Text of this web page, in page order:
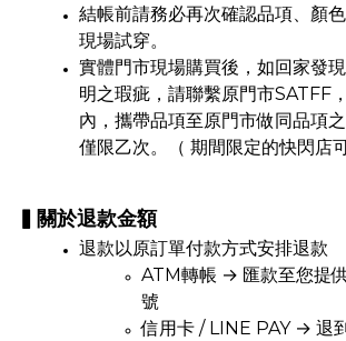
結帳前請務必再次確認品項、顏
現場試穿。
實體門市現場購買後，如回家發
明之瑕疵，請聯繫原門市SATFF
內，攜帶品項至原門市做同品項
僅限乙次。（ 期間限定的快閃店
▍關於退款金額
退款以原訂單付款方式安排退款
ATM轉帳 → 匯款至您提
號
信用卡 / LINE PAY → 退